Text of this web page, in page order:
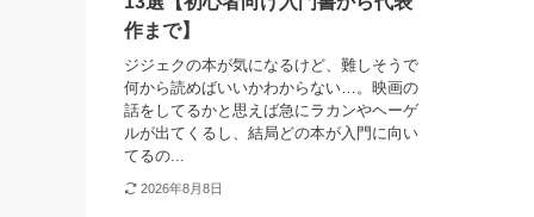
作まで】
ジジェクの本が気になるけど、難しそうで
何から読めばいいかわからない…。映画の
話をしてるかと思えば急にラカンやヘーゲ
ルが出てくるし、結局どの本が入門に向い
てるの...
2026年8月8日